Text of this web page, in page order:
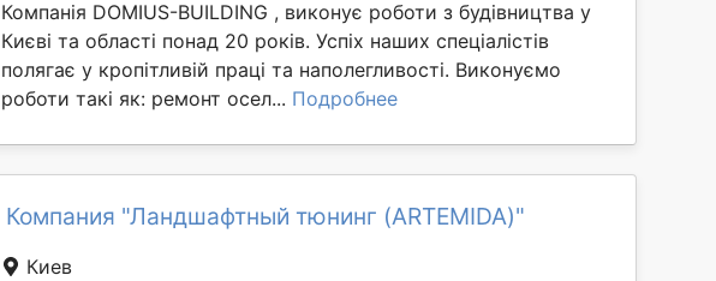
Компанія DOMIUS-BUILDING , виконує роботи з будівництва у
Києві та області понад 20 років. Успіх наших спеціалістів
полягає у кропітливій праці та наполегливості. Виконуємо
роботи такі як: ремонт осел... Подробнее
Компания "Ландшафтный тюнинг (ARTEMIDA)"
Киев